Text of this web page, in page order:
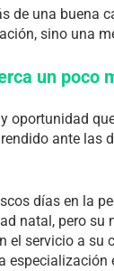
de una buena
sino una
un poco
oportunidad
ante
días en la
natal, pero
el servicio a